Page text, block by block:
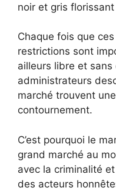
noir et gris
Chaque fois que
restrictions sont
ailleurs libre et
administrateurs
marché trouvent
contournement.
C’est pourquoi le
grand marché au
avec la criminalité
des acteurs